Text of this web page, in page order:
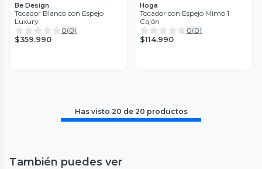
Be Design
Tocador Blanco con Espejo
Luxury
0(0)
$359.990
Hoga
Tocador con Espejo Mimo 1
Cajón
0(0)
$114.990
Has visto 20 de 20 productos
También puedes ver